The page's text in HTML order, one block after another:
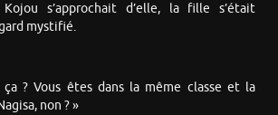
s’approchait d’elle, la fille s’était
mystifié.
ça ? Vous êtes dans la même classe et la
non ? »